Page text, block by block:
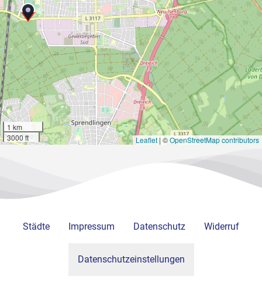
1 km
3000 ft
Leaflet | ©OpenStreetMap contributors
Städte Impressum Datenschutz Widerruf
Datenschutzeinstellungen